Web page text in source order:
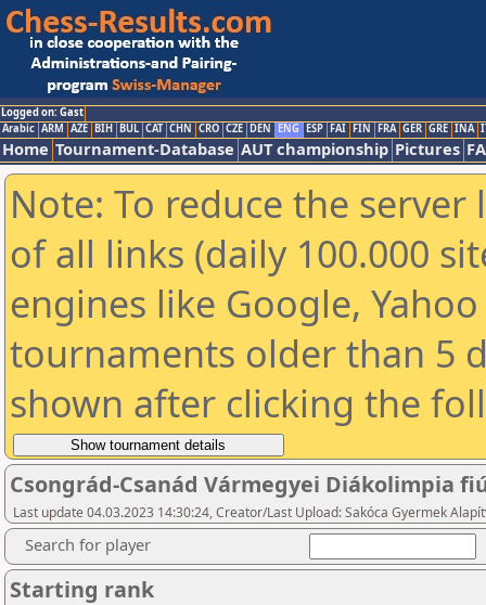
Logged on: Gast
Arabic ARM AZE BIH BUL CAT CHN CRO CZE DEN ENG ESP FAI FIN FRA GER GRE INA
Home Tournament-Database AUT championship Pictures
Note: To reduce the
of all links (daily 100.000
engines like Google,
tournaments older than 5
shown after clicking the
Csongrád-Csanád Vármegyei Diákolimpia
Last update 04.03.2023 14:30:24, Creator/Last Upload: Sakóca Gyermek
Search for player
Starting rank